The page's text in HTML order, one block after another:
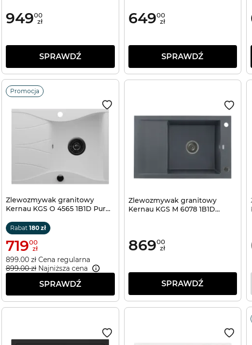
94900
zł
SPRAWDŹ
64900
zł
SPRAWDŹ
Promocja
Zlewozmywak granitowy
Kernau KGS O 4565 1B1D Pure
Rabat 180 zł
71900
zł
899.00 zł Cena regularna
899.00 złNajniższa cena
SPRAWDŹ
Zlewozmywak granitowy
Kernau KGS M 6078 1B1D
86900
zł
SPRAWDŹ